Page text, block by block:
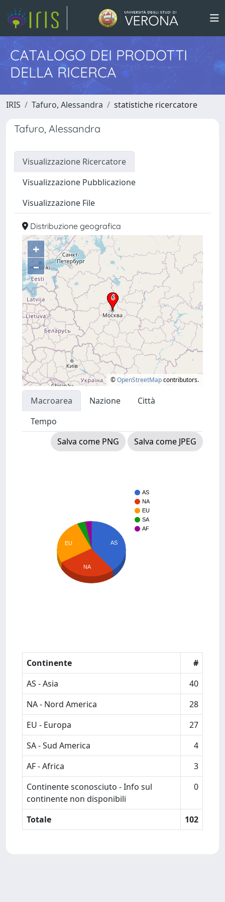
CATALOGO DEI PRODOTTI
DELLA RICERCA
IRIS Tafuro, Alessandra statistiche ricercatore
Tafuro, Alessandra
Visualizzazione Ricercatore
Visualizzazione Pubblicazione
Visualizzazione File
Distribuzione geografica
+
–
©OpenStreetMapcontributors.
Macroarea Nazione
Città
Tempo
Salva come PNG
Salva come JPEG
AS
NA
EU
SA
AF
AS
EU
NA
Continente
#
AS - Asia
40
NA - Nord America
28
EU - Europa
27
SA - Sud America
4
AF - Africa
3
Continente sconosciuto - Info sul
continente non disponibili
0
Totale 102